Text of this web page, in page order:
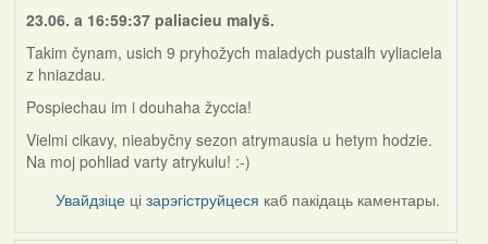
23.06. a 16:59:37 paliacieu malyš.
Takim čynam, usich 9 pryhožych maladych pustalh vyliaciela
z hniazdau.
Pospiechau im i douhaha žyccia!
Vielmi cikavy, nieabyčny sezon atrymausia u hetym hodzie.
Na moj pohliad varty atrykulu! :-)
Увайдзіце цізарэгіструйцеся каб пакідаць каментары.